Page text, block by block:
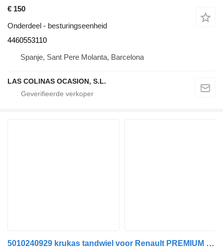
€ 150
Onderdeel - besturingseenheid
4460553110
Spanje, Sant Pere Molanta, Barcelona
LAS COLINAS OCASION, S.L.
5010240929 krukas tandwiel voor Renault PREMIUM 420 vrachtwagen